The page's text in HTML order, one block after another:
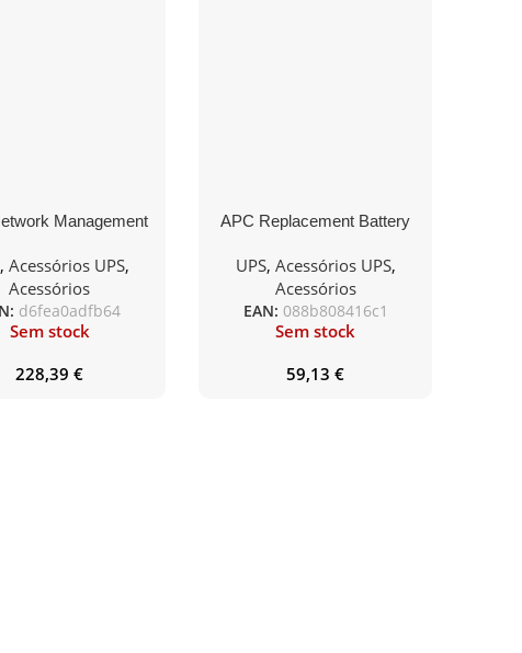
Management
,Acessórios UPS,
Acessórios
d6fea0adfb64
Sem stock
228,39€
APC Replacement Battery
UPS, Acessórios UPS,
Acessórios
EAN: 088b808416c1
Sem stock
59,13€